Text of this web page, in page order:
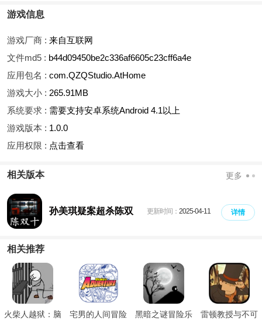
游戏信息
游戏厂商 : 来自互联网
文件md5 : b44d09450be2c336af6605c23cff6a4e
应用包名 : com.QZQStudio.AtHome
游戏大小 : 265.91MB
系统要求 : 需要支持安卓系统Android 4.1以上
游戏版本 : 1.0.0
应用权限 : 点击查看
相关版本 更多
孙美琪疑案超杀陈双 更新时间： 2025-04-11 详情
相关推荐
火柴人越狱：脑
宅男的人间冒险
黑暗之谜冒险乐
雷顿教授与不可